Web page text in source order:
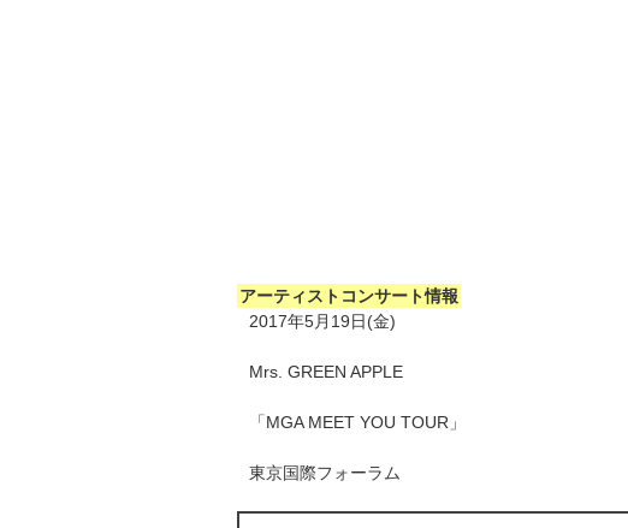
アーティストコンサート情報
2017年5月19日(金)
Mrs. GREEN APPLE
「MGA MEET YOU TOUR」
東京国際フォーラム